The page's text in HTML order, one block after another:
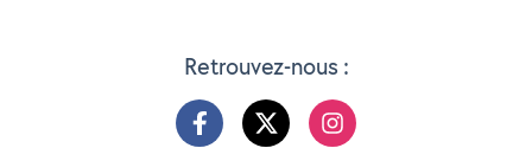
Retrouvez-nous :